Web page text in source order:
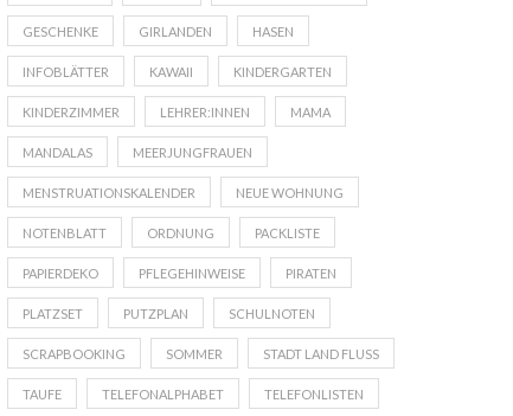
GESCHENKE GIRLANDEN HASEN
INFOBLÄTTER KAWAII KINDERGARTEN
KINDERZIMMER LEHRER:INNEN MAMA
MANDALAS MEERJUNGFRAUEN
MENSTRUATIONSKALENDER NEUE WOHNUNG
NOTENBLATT ORDNUNG PACKLISTE
PAPIERDEKO PFLEGEHINWEISE PIRATEN
PLATZSET PUTZPLAN SCHULNOTEN
SCRAPBOOKING SOMMER STADT LAND FLUSS
TAUFE TELEFONALPHABET TELEFONLISTEN